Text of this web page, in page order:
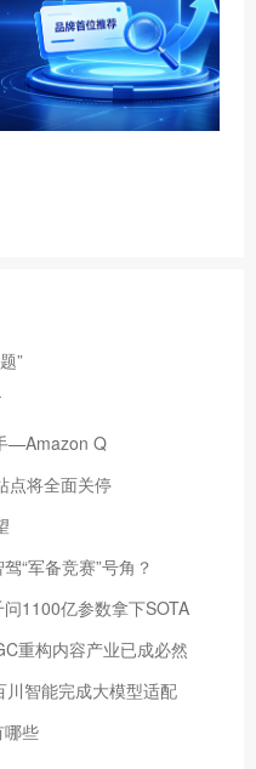
”
—Amazon Q
点将全面关停
“军备竞赛”号角？
1100亿参数拿下SOTA
重构内容产业已成必然
智能完成大模型适配
哪些